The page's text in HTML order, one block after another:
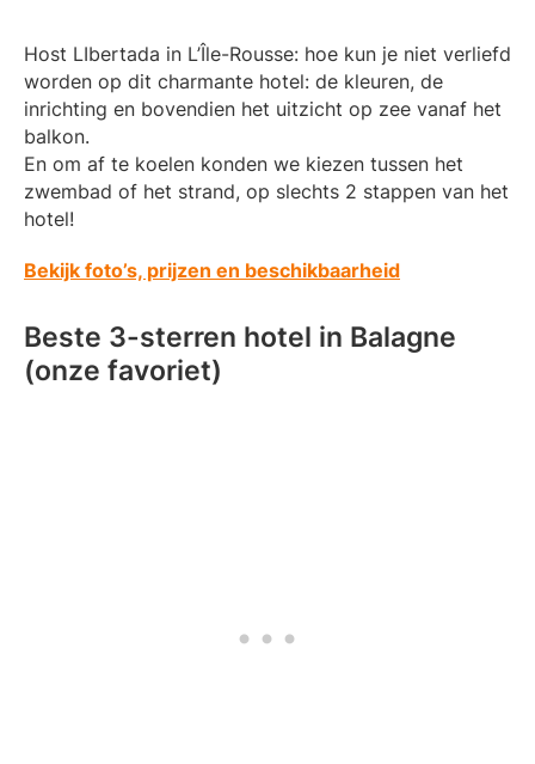
Host LIbertada in L’Île-Rousse: hoe kun je niet verliefd
worden op dit charmante hotel: de kleuren, de
inrichting en bovendien het uitzicht op zee vanaf het
balkon.
En om af te koelen konden we kiezen tussen het
zwembad of het strand, op slechts 2 stappen van het
hotel!
Bekijk foto’s, prijzen en beschikbaarheid
Beste 3-sterren hotel in Balagne
(onze favoriet)